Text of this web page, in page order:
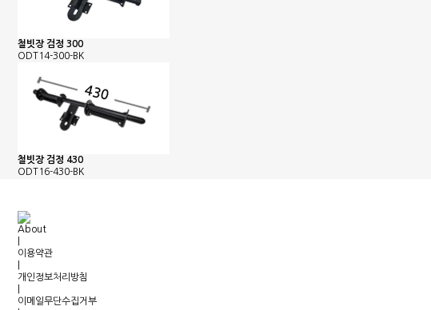
철빗장 검정 300
ODT14-300-BK
철빗장 검정 430
ODT16-430-BK
About
이용약관
개인정보처리방침
이메일무단수집거부